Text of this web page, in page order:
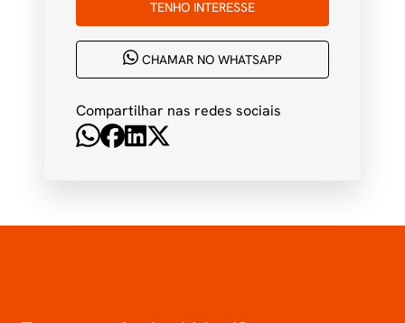
TENHO INTERESSE
CHAMAR NO WHATSAPP
Compartilhar nas redes sociais